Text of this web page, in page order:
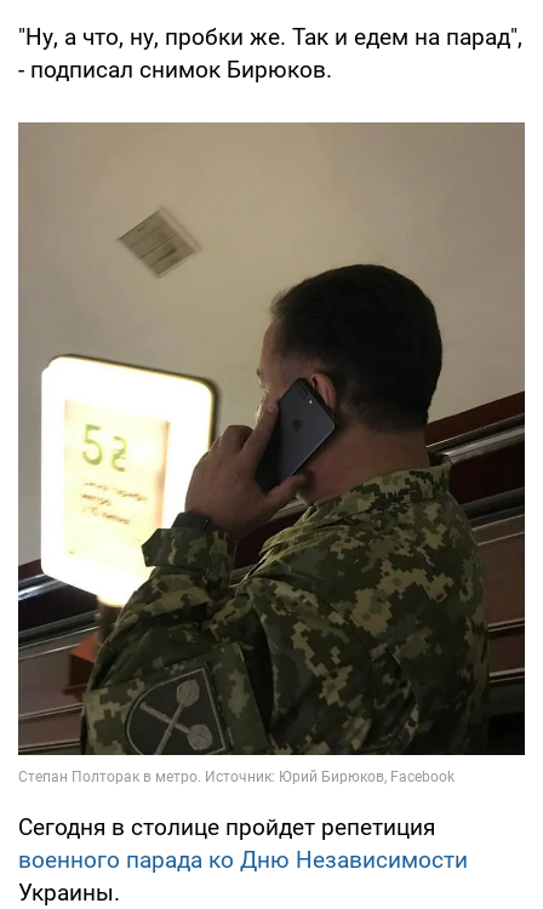
"Ну, а что, ну, пробки же. Так и едем на парад",
- подписал снимок Бирюков.
Сегодня в столице пройдет репетиция
военного парада ко Дню Независимости
Украины.